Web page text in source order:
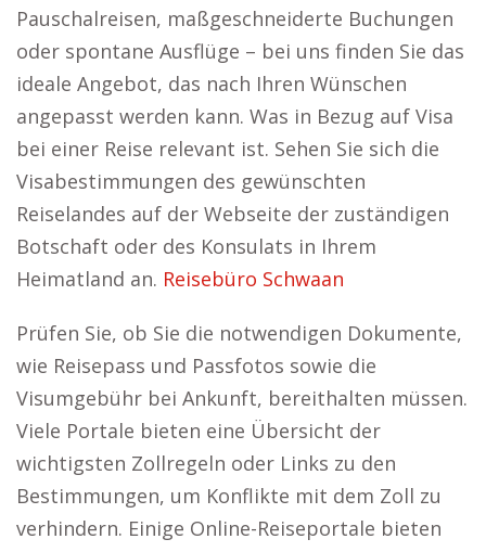
Pauschalreisen, maßgeschneiderte Buchungen
oder spontane Ausflüge – bei uns finden Sie das
ideale Angebot, das nach Ihren Wünschen
angepasst werden kann. Was in Bezug auf Visa
bei einer Reise relevant ist. Sehen Sie sich die
Visabestimmungen des gewünschten
Reiselandes auf der Webseite der zuständigen
Botschaft oder des Konsulats in Ihrem
Heimatland an. Reisebüro Schwaan
Prüfen Sie, ob Sie die notwendigen Dokumente,
wie Reisepass und Passfotos sowie die
Visumgebühr bei Ankunft, bereithalten müssen.
Viele Portale bieten eine Übersicht der
wichtigsten Zollregeln oder Links zu den
Bestimmungen, um Konflikte mit dem Zoll zu
verhindern. Einige Online-Reiseportale bieten